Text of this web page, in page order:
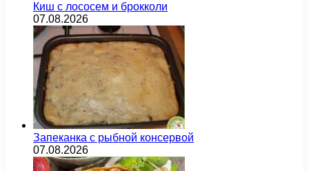
Киш с лососем и брокколи
07.08.2026
Запеканка с рыбной консервой
07.08.2026